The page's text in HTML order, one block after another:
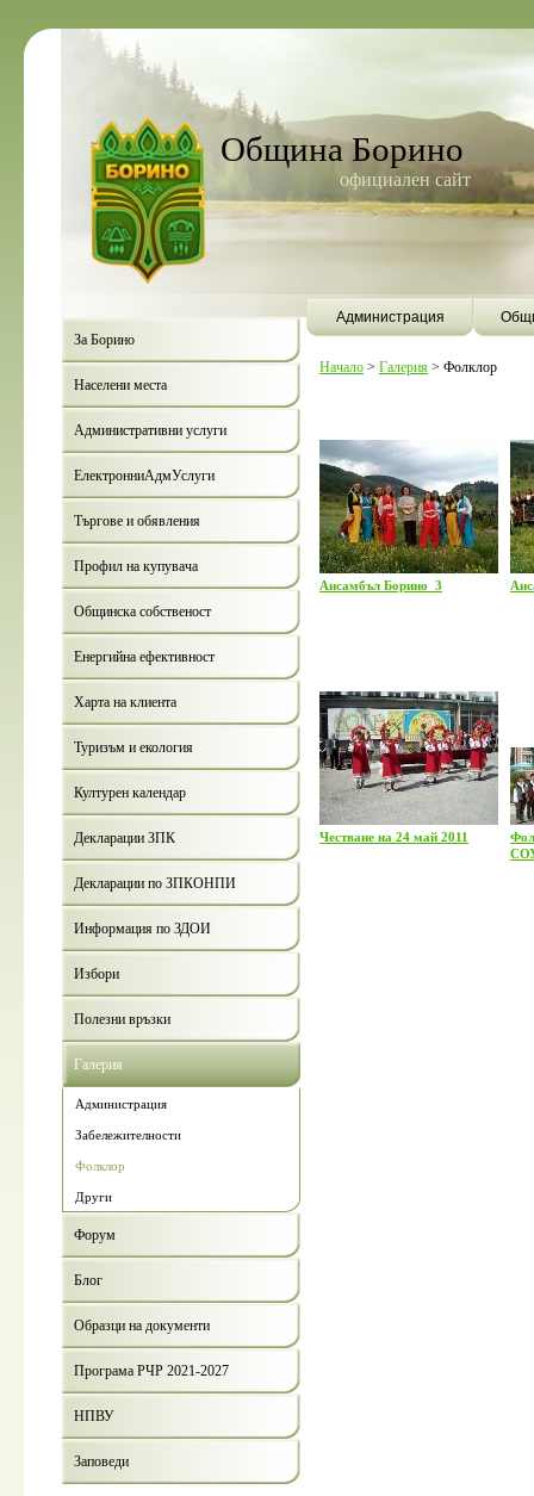
Община Борино
официален сайт
Администрация
За Борино
Населени места
Административни услуги
ЕлектронниАдмУслуги
Търгове и обявления
Профил на купувача
Общинска собственост
Енергийна ефективност
Харта на клиента
Туризъм и екология
Културен календар
Декларации ЗПК
Декларации по ЗПКОНПИ
Информация по ЗДОИ
Избори
Полезни връзки
Галерия
Администрация
Забележителности
Фолклор
Други
Форум
Блог
Образци на документи
Програма РЧР 2021-2027
НПВУ
Заповеди
Начало > Галерия > Фолклор
Ансамбъл Борино_3
Честване на 24 май 2011